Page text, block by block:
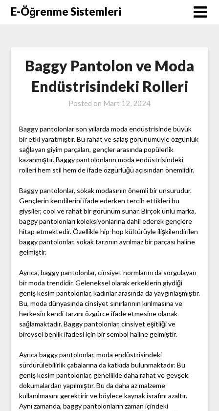
SkipE-Öğrenme Sistemleri
Baggy Pantolon ve Moda
Endüstrisindeki Rolleri
Posted on Mart 12, 2024
Baggy pantolonlar son yıllarda moda endüstrisinde büyük
bir etki yaratmıştır. Bu rahat ve salaş görünümüyle özgünlük
sağlayan giyim parçaları, gençler arasında popülerlik
kazanmıştır. Baggy pantolonların moda endüstrisindeki
rolleri hem stil hem de ifade özgürlüğü açısından önemlidir.
Baggy pantolonlar, sokak modasının önemli bir unsurudur.
Gençlerin kendilerini ifade ederken tercih ettikleri bu
giysiler, cool ve rahat bir görünüm sunar. Birçok ünlü marka,
baggy pantolonları koleksiyonlarına dahil ederek gençlere
hitap etmektedir. Özellikle hip-hop kültürüyle ilişkilendirilen
baggy pantolonlar, sokak tarzının ayrılmaz bir parçası haline
gelmiştir.
Ayrıca, baggy pantolonlar, cinsiyet normlarını da sorgulayan
bir moda trendidir. Geleneksel olarak erkeklerin giydiği
geniş kesim pantolonlar, kadınlar arasında da yaygınlaşmıştır.
Bu, moda dünyasında cinsiyet sınırlarının kırılmasına ve
herkesin kendi tarzını özgürce ifade etmesine olanak
sağlamaktadır. Baggy pantolonlar, cinsiyet eşitliği ve
bireysel benlik ifadesi için bir sembol haline gelmiştir.
Ayrıca baggy pantolonlar, moda endüstrisindeki
sürdürülebilirlik çabalarına da katkıda bulunmaktadır. Bu
geniş kesim pantolonlar, genellikle daha rahat ve gevşek
dokumalardan yapılmıştır. Bu da daha az malzeme
kullanılmasını gerektirir ve böylece kaynak israfını azaltır.
Aynı zamanda, baggy pantolonların zaman içindeki